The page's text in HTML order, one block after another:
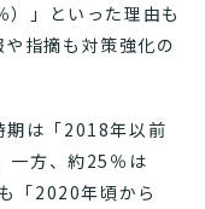
」といった理由も
指摘も対策強化の
期は「2018年以前
一方、約25％は
「2020年頃から